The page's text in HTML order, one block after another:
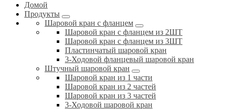
Домой
Продукты
Шаровой кран с фланцем
Шаровой кран с фланцем из 2ШТ
Шаровой кран с фланцем из 3ШТ
Пластинчатый шаровой кран
3-Ходовой фланцевый шаровой кран
Штучный шаровой кран
Шаровой кран из 1 части
Шаровой кран из 2 частей
Шаровой кран из 3 частей
3-Ходовой шаровой кран